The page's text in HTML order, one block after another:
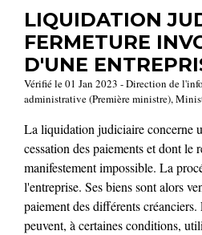
LIQUIDATION
FERMETURE
D'UNE
Vérifié le 01 Jan 2023 - Direction de
administrative (Première ministre),
La liquidation judiciaire concerne
cessation des paiements et dont le
manifestement impossible. La
l'entreprise. Ses biens sont alors
paiement des différents créanciers.
peuvent, à certaines conditions,